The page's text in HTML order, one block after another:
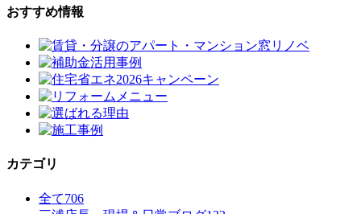
おすすめ情報
カテゴリ
全て706